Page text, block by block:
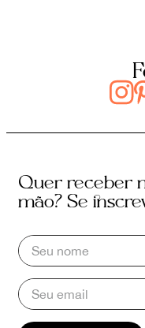
Quer receber
mão? Se